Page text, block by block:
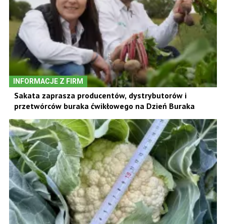
INFORMACJE Z FIRM
Sakata zaprasza producentów, dystrybutorów i
przetwórców buraka ćwikłowego na Dzień Buraka